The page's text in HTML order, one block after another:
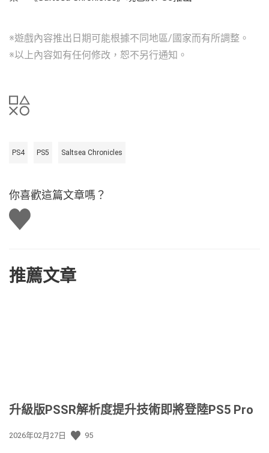
※遊戲內容推出日期可能根據不同地區/國家而有所調整。
※以上內容如有任何修改，恕不另行通知。
PS4 PS5 Saltsea Chronicles
你喜歡這篇文章嗎？
讚
推薦文章
升級版PSSR解析度提升技術即將登陸PS5 Pro
發
2026年02月27日 95